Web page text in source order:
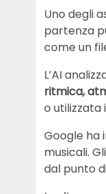
Uno degli
partenza
come un
L’AI
ritmica,
o utilizzata
Google ha
musicali.
dal punto